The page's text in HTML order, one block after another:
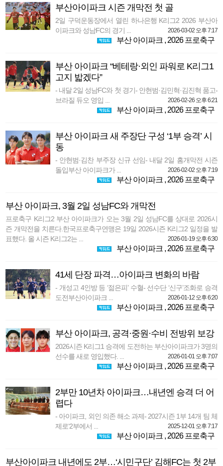
부산아이파크 시즌 개막전 첫 골
2일 구덕운동장에서 열린 하나은행 K리그2 2026 부산아
이파크와 성남FC의 경기 ...
2026-03-02 오후 7:17
부산 아이파크 , 2026 프로축구
부산 아이파크 “베테랑·외인 파워로 K리그1
고지 밟겠다”
- 내달 2일 성남FC와 첫 경기- 안현범·김민혁·김진혁 품고-
브라질 듀오 영입 ...
2026-02-26 오후 6:21
부산 아이파크 , 2026 프로축구
부산 아이파크 새 주장단 구성 ‘1부 승격’ 시
동
- 안현범·김찬 부주장 신규 선임- 내달 2일 홈개막전 시즌
돌입부산 아이파크가 ...
2026-02-02 오후 7:19
부산 아이파크 , 2026 프로축구
부산 아이파크, 3월 2일 성남FC와 개막전
프로축구 K리그2 부산 아이파크가 오는 3월 2일 성남FC를 상대로 2026시
즌 개막전을 치른다.한국프로축구연맹은 19일 2026시즌 K리그2 일정을 발
표했다. 올 시즌 K리그2는 ...
2026-01-19 오후 6:30
부산 아이파크 , 2026 프로축구
41세 단장 파격…아이파크 변화의 바람
- 개성고 4인방 등 ‘젊은피’ 수혈- 선수단 ‘신구’조화로 승격
도전부산아이파크 ...
2026-01-12 오후 6:20
부산 아이파크 , 2026 프로축구
부산 아이파크, 공격·중원·수비 전방위 보강
2026시즌 K리그1 승격에 도전하는 부산아이파크가 3명의
선수를 새로 영입했다. ...
2026-01-01 오후 7:07
부산 아이파크 , 2026 프로축구
2부만 10년차 아이파크…내년엔 승격 더 어
렵다
- 아이파크, 외인 의존 해소 과제- 2027시즌 1부 14개 팀 체
제로‘2부에서 ...
2025-12-01 오후 7:17
부산 아이파크 , 2026 프로축구
부산아이파크 내년에도 2부…‘시민구단’ 김해FC는 첫 2부